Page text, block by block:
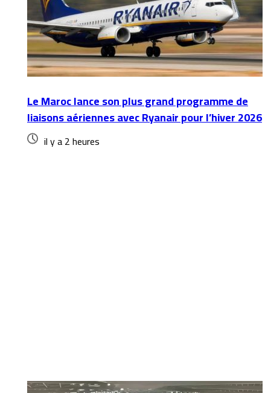
Le Maroc lance son plus grand programme de
liaisons aériennes avec Ryanair pour l’hiver 2026
il y a 2 heures